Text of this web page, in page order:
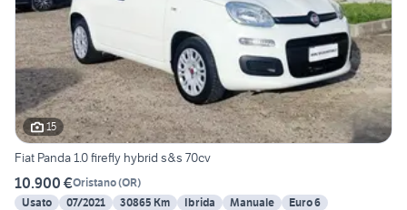
15
Fiat Panda 1.0 firefly hybrid s&s 70cv
10.900 €Oristano(OR)
Usato
07/2021 30865 Km Ibrida Manuale
Euro 6